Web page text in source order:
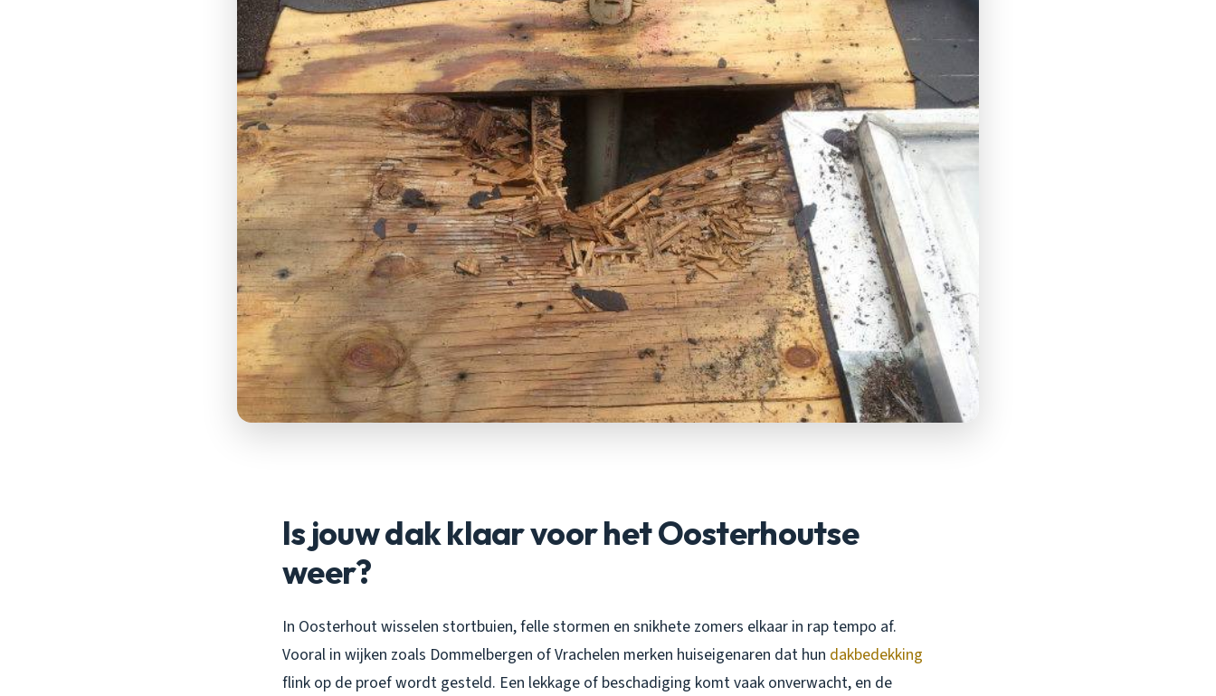
Is jouw dak klaar voor het Oosterhoutse
weer?
In Oosterhout wisselen stortbuien, felle stormen en snikhete zomers elkaar in rap tempo af.
Vooral in wijken zoals Dommelbergen of Vrachelen merken huiseigenaren dat hun dakbedekking
flink op de proef wordt gesteld. Een lekkage of beschadiging komt vaak onverwacht, en de